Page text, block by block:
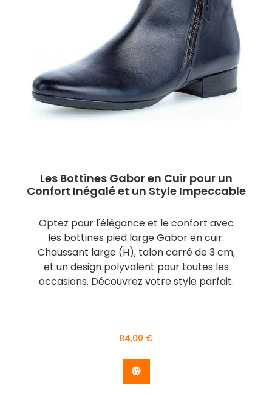
Les Bottines Gabor en Cuir pour un
Confort Inégalé et un Style Impeccable
Optez pour l'élégance et le confort avec
les bottines pied large Gabor en cuir.
Chaussant large (H), talon carré de 3 cm,
et un design polyvalent pour toutes les
occasions. Découvrez votre style parfait.
84,00 €
Vérifier le dernier prix